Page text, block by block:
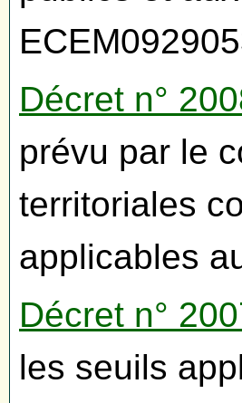
Décret n°
prévu par le
territoriales
applicables
Décret n°
les seuils